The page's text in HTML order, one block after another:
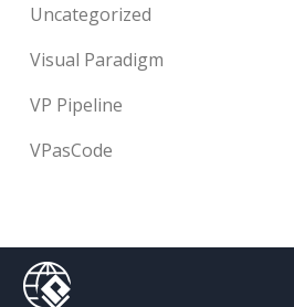
Uncategorized
Visual Paradigm
VP Pipeline
VPasCode